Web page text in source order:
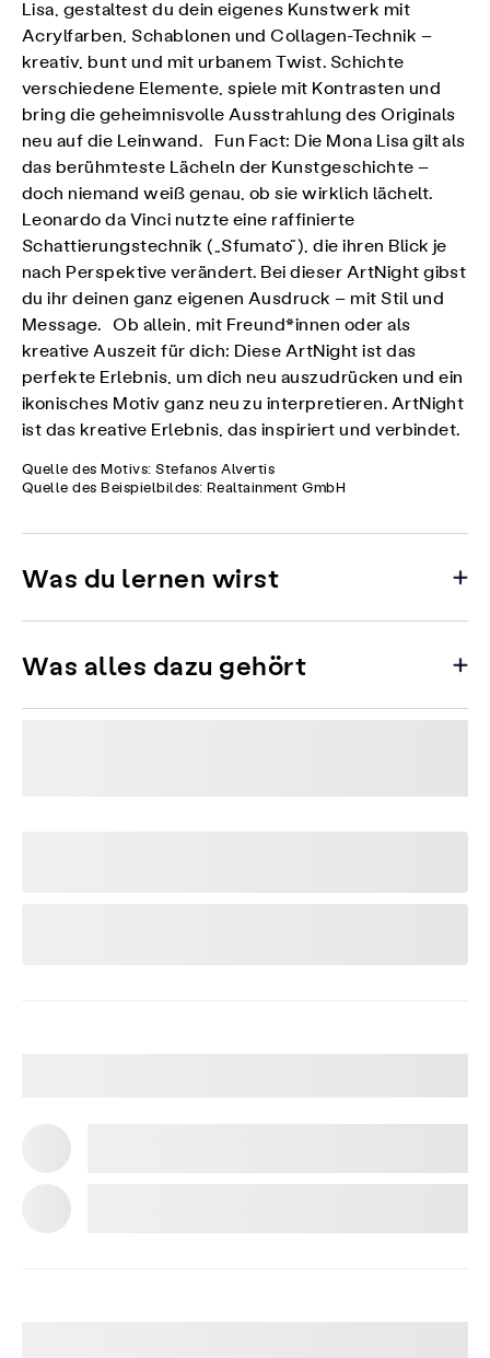
Lisa, gestaltest du dein eigenes Kunstwerk mit
Acrylfarben, Schablonen und Collagen-Technik –
kreativ, bunt und mit urbanem Twist. Schichte
verschiedene Elemente, spiele mit Kontrasten und
bring die geheimnisvolle Ausstrahlung des Originals
neu auf die Leinwand. Fun Fact: Die Mona Lisa gilt als
das berühmteste Lächeln der Kunstgeschichte –
doch niemand weiß genau, ob sie wirklich lächelt.
Leonardo da Vinci nutzte eine raffinierte
Schattierungstechnik („Sfumato“), die ihren Blick je
nach Perspektive verändert. Bei dieser ArtNight gibst
du ihr deinen ganz eigenen Ausdruck – mit Stil und
Message. Ob allein, mit Freund*innen oder als
kreative Auszeit für dich: Diese ArtNight ist das
perfekte Erlebnis, um dich neu auszudrücken und ein
ikonisches Motiv ganz neu zu interpretieren. ArtNight
ist das kreative Erlebnis, das inspiriert und verbindet.
Quelle des Motivs: Stefanos Alvertis
Quelle des Beispielbildes: Realtainment GmbH
Was du lernen wirst
Was alles dazu gehört